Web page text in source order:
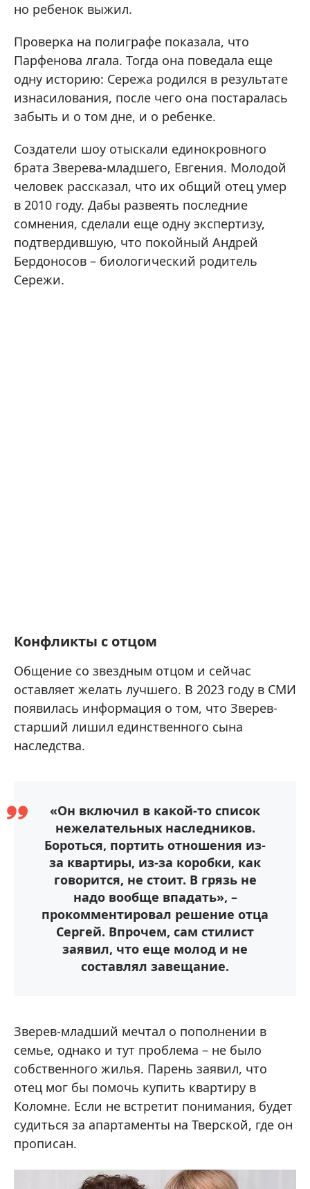
но ребенок выжил.
Проверка на полиграфе показала, что
Парфенова лгала. Тогда она поведала еще
одну историю: Сережа родился в результате
изнасилования, после чего она постаралась
забыть и о том дне, и о ребенке.
Создатели шоу отыскали единокровного
брата Зверева-младшего, Евгения. Молодой
человек рассказал, что их общий отец умер
в 2010 году. Дабы развеять последние
сомнения, сделали еще одну экспертизу,
подтвердившую, что покойный Андрей
Бердоносов – биологический родитель
Сережи.
Конфликты с отцом
Общение со звездным отцом и сейчас
оставляет желать лучшего. В 2023 году в СМИ
появилась информация о том, что Зверев-
старший лишил единственного сына
наследства.
«Он включил в какой-то список
нежелательных наследников.
Бороться, портить отношения из-
за квартиры, из-за коробки, как
говорится, не стоит. В грязь не
надо вообще впадать», –
прокомментировал решение отца
Сергей. Впрочем, сам стилист
заявил, что еще молод и не
составлял завещание.
Зверев-младший мечтал о пополнении в
семье, однако и тут проблема – не было
собственного жилья. Парень заявил, что
отец мог бы помочь купить квартиру в
Коломне. Если не встретит понимания, будет
судиться за апартаменты на Тверской, где он
прописан.